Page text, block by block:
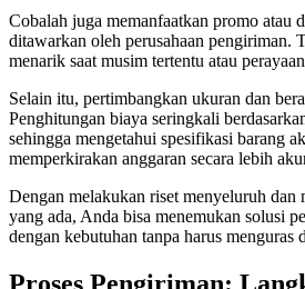
Cobalah juga memanfaatkan promo atau
ditawarkan oleh perusahaan pengiriman.
menarik saat musim tertentu atau
Selain itu, pertimbangkan ukuran dan
Penghitungan biaya seringkali
sehingga mengetahui spesifikasi barang
memperkirakan anggaran secara lebih
Dengan melakukan riset menyeluruh dan
yang ada, Anda bisa menemukan solusi
dengan kebutuhan tanpa harus menguras